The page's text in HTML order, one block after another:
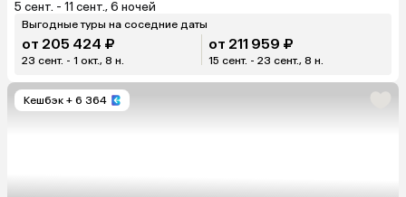
5 сент. - 11 сент., 6 ночей
Выгодные туры на соседние даты
от 205 424 ₽
23 сент. - 1 окт., 8 н.
от 211 959 ₽
15 сент. - 23 сент., 8 н.
Кешбэк + 6 364